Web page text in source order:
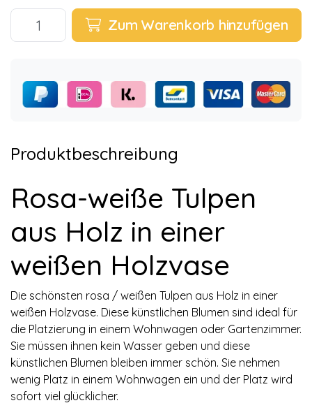
Zum Warenkorb hinzufügen
Produktbeschreibung
Rosa-weiße Tulpen
aus Holz in einer
weißen Holzvase
Die schönsten rosa / weißen Tulpen aus Holz in einer
weißen Holzvase. Diese künstlichen Blumen sind ideal für
die Platzierung in einem Wohnwagen oder Gartenzimmer.
Sie müssen ihnen kein Wasser geben und diese
künstlichen Blumen bleiben immer schön. Sie nehmen
wenig Platz in einem Wohnwagen ein und der Platz wird
sofort viel glücklicher.